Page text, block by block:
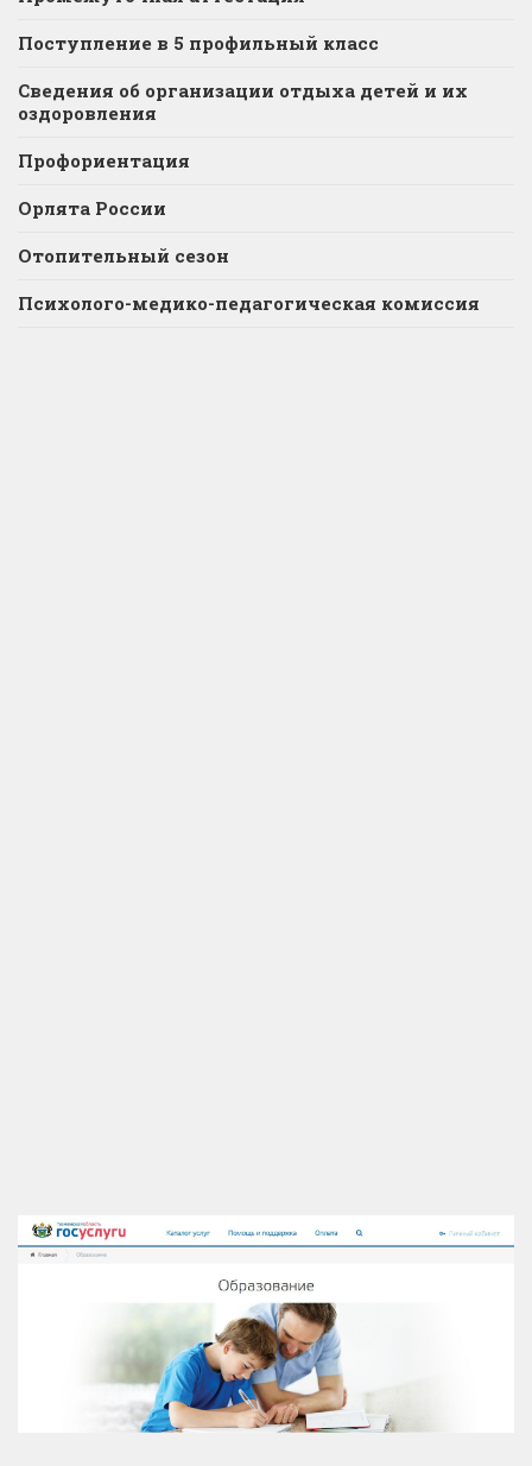
Поступление в 5 профильный класс
Сведения об организации отдыха детей и их
оздоровления
Профориентация
Орлята России
Отопительный сезон
Психолого-медико-педагогическая комиссия